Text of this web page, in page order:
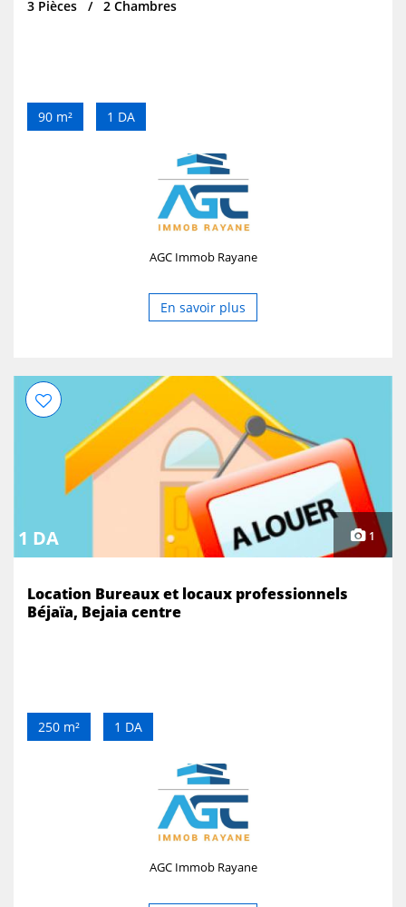
3 Pièces 2 Chambres
90 m² 1 DA
AGC Immob Rayane
En savoir plus
1 DA 1
Location Bureaux et locaux professionnels
Béjaïa, Bejaia centre
250 m² 1 DA
AGC Immob Rayane